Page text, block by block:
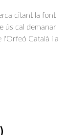
citant la font
ús cal demanar
l'Orfeó Català i a